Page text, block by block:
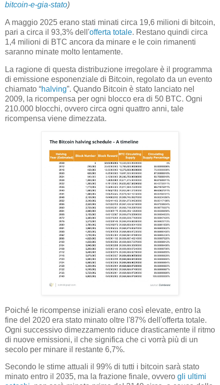
bitcoin-e-gia-stato)
A maggio 2025 erano stati minati circa 19,6 milioni di bitcoin,
pari a circa il 93,3% dell'offerta totale. Restano quindi circa
1,4 milioni di BTC ancora da minare e le coin rimanenti
saranno minate molto lentamente.
La ragione di questa distribuzione irregolare è il programma
di emissione esponenziale di Bitcoin, regolato da un evento
chiamato “halving”. Quando Bitcoin è stato lanciato nel
2009, la ricompensa per ogni blocco era di 50 BTC. Ogni
210.000 blocchi, ovvero circa ogni quattro anni, tale
ricompensa viene dimezzata.
Poiché le ricompense iniziali erano così elevate, entro la
fine del 2020 era stato minato oltre l'87% dell'offerta totale.
Ogni successivo dimezzamento riduce drasticamente il ritmo
di nuove emissioni, il che significa che ci vorrà più di un
secolo per minare il restante 6,7%.
Secondo le stime attuali il 99% di tutti i bitcoin sarà stato
minato entro il 2035, ma la frazione finale, ovvero gli ultimi